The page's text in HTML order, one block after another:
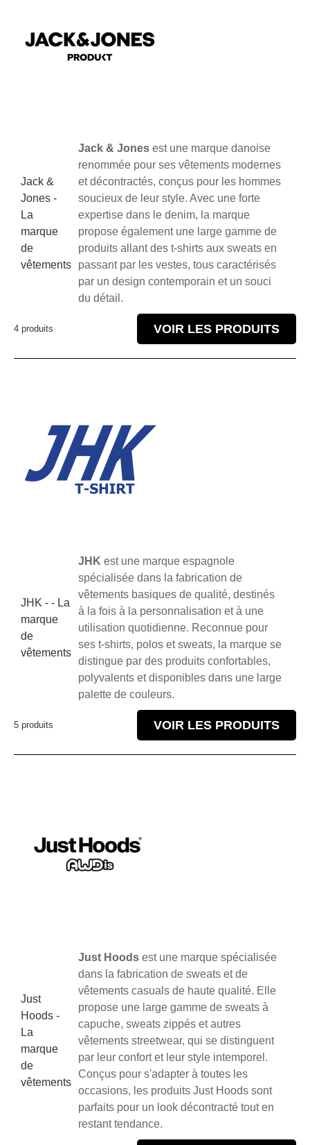
Jack &
Jones -
La
marque
de
vêtements
Jack & Jones est une marque danoise
renommée pour ses vêtements modernes
et décontractés, conçus pour les hommes
soucieux de leur style. Avec une forte
expertise dans le denim, la marque
propose également une large gamme de
produits allant des t-shirts aux sweats en
passant par les vestes, tous caractérisés
par un design contemporain et un souci
du détail.
4 produits VOIR LES PRODUITS
JHK - - La
marque
de
vêtements
JHK est une marque espagnole
spécialisée dans la fabrication de
vêtements basiques de qualité, destinés
à la fois à la personnalisation et à une
utilisation quotidienne. Reconnue pour
ses t-shirts, polos et sweats, la marque se
distingue par des produits confortables,
polyvalents et disponibles dans une large
palette de couleurs.
5 produits VOIR LES PRODUITS
Just
Hoods -
La
marque
de
vêtements
Just Hoods est une marque spécialisée
dans la fabrication de sweats et de
vêtements casuals de haute qualité. Elle
propose une large gamme de sweats à
capuche, sweats zippés et autres
vêtements streetwear, qui se distinguent
par leur confort et leur style intemporel.
Conçus pour s'adapter à toutes les
occasions, les produits Just Hoods sont
parfaits pour un look décontracté tout en
restant tendance.